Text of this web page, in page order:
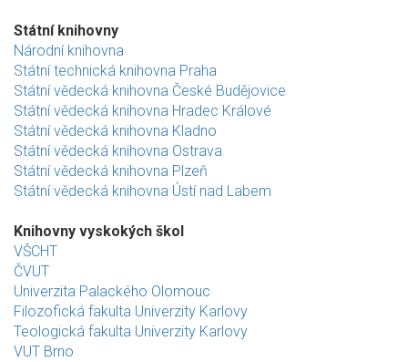
Státní knihovny
Národní knihovna
Státní technická knihovna Praha
Státní vědecká knihovna České Budějovice
Státní vědecká knihovna Hradec Králové
Státní vědecká knihovna Kladno
Státní vědecká knihovna Ostrava
Státní vědecká knihovna Plzeň
Státní vědecká knihovna Ústí nad Labem
Knihovny vyskokých škol
VŠCHT
ČVUT
Univerzita Palackého Olomouc
Filozofická fakulta Univerzity Karlovy
Teologická fakulta Univerzity Karlovy
VUT Brno